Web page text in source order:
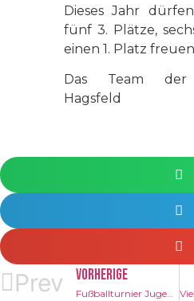
Dieses Jahr
fünf 3. Plätze,
einen 1. Platz
Das Team der
Hagsfeld
Prev VORHERIGE
Fußballturnier Jugend trainiert für Olympia am 29.4.